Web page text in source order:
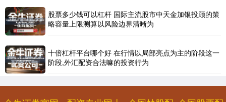
创业板指
股票多少钱可以杠杆 国际主流股市中天金加银投顾的策
略容量上限测算以风险边界清晰为
十倍杠杆平台哪个好 在行情以局部亮点为主的阶段这一
阶段,外汇配资合法嘛的投资行为